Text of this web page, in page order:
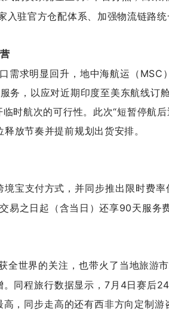
驻官方仓配体系、加强物流链路统
需求明显回升，地中海航运（
，以应对近期印度至美东航线订
时航次的可行性。此次“短暂停航
放节奏并提前规划出货安排。
境宝支付方式，并同步推出限时费
之日起（含当日）还享90天服务费
全世界的关注，也带火了当地旅游
同程旅行数据显示，7月4日赛后
，同步走高的还有西非方向定制